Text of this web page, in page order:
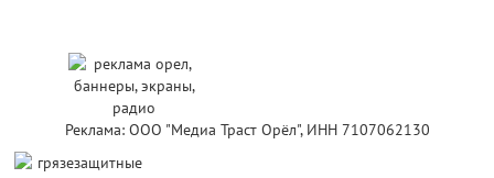
Реклама: ООО "Медиа Траст Орёл", ИНН 7107062130